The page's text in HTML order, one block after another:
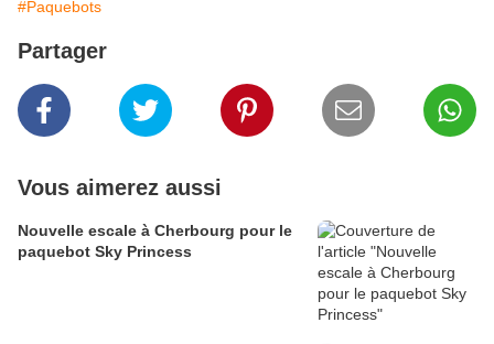
#Paquebots
Partager
Vous aimerez aussi
Nouvelle escale à Cherbourg pour le
paquebot Sky Princess